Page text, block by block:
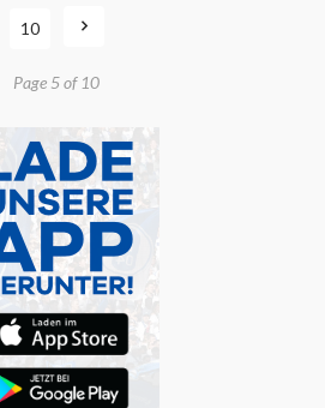
10
Page 5 of 10